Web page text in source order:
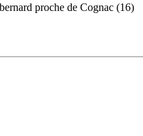
proche de Cognac (16)